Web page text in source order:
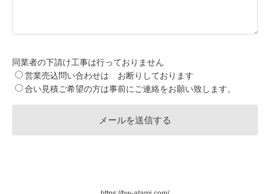
同業者の下請け工事は行っておりません
営業売込問い合わせは お断りしております
合い見積ご希望の方は事前にご連絡をお願い致します。